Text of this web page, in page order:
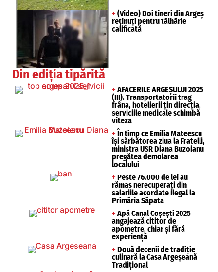
+ (Video) Doi tineri din Argeș
reținuți pentru tâlhărie
calificată
Din ediția tipărită
+ AFACERILE ARGEȘULUI 2025
(III). Transportatorii trag
frâna, hotelierii țin direcția,
serviciile medicale schimbă
viteza
+ În timp ce Emilia Mateescu
își sărbătorea ziua la Fratelli,
ministra USR Diana Buzoianu
pregătea demolarea
localului
+ Peste 76.000 de lei au
rămas nerecuperați din
salariile acordate ilegal la
Primăria Săpata
+ Apă Canal Coșești 2025
angajează cititor de
apometre, chiar și fără
experiență
+ Două decenii de tradiție
culinară la Casa Argeșeană
Tradițional